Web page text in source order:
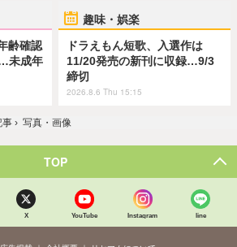
齢確認
未成年
趣味・娯楽
ドラえもん短歌、入選作は
11/20発売の新刊に収録…9/3
締切
2026.8.6 Thu 15:15
事 › 写真・画像
TOP
X YouTube Instagram line